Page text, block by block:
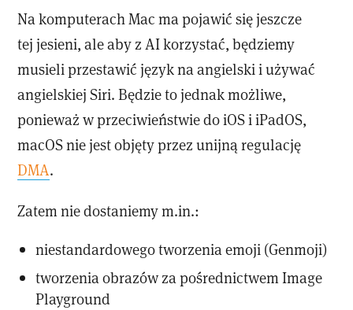
Na komputerach Mac ma pojawić się jeszcze
tej jesieni, ale aby z AI korzystać, będziemy
musieli przestawić język na angielski i używać
angielskiej Siri. Będzie to jednak możliwe,
ponieważ w przeciwieństwie do iOS i iPadOS,
macOS nie jest objęty przez unijną regulację
DMA.
Zatem nie dostaniemy m.in.:
niestandardowego tworzenia emoji (Genmoji)
tworzenia obrazów za pośrednictwem Image
Playground